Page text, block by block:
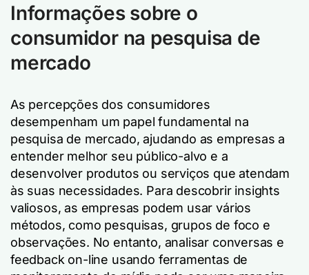
Informações sobre o
consumidor na pesquisa de
mercado
As percepções dos consumidores
desempenham um papel fundamental na
pesquisa de mercado, ajudando as empresas a
entender melhor seu público-alvo e a
desenvolver produtos ou serviços que atendam
às suas necessidades. Para descobrir insights
valiosos, as empresas podem usar vários
métodos, como pesquisas, grupos de foco e
observações. No entanto, analisar conversas e
feedback on-line usando ferramentas de